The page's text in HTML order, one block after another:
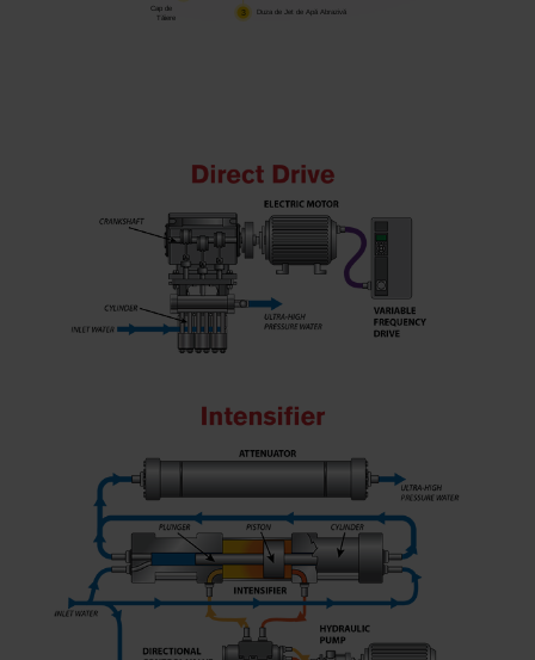
Cap de
Tăiere
Duza de Jet de Apă Abrazivă
3